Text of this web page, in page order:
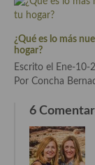
Cocina de
Cocina de
Cocina
Cocina
Cocina peruana
¿Qué es lo más
hogar?
Escrito el Ene-10-
Por Concha
6